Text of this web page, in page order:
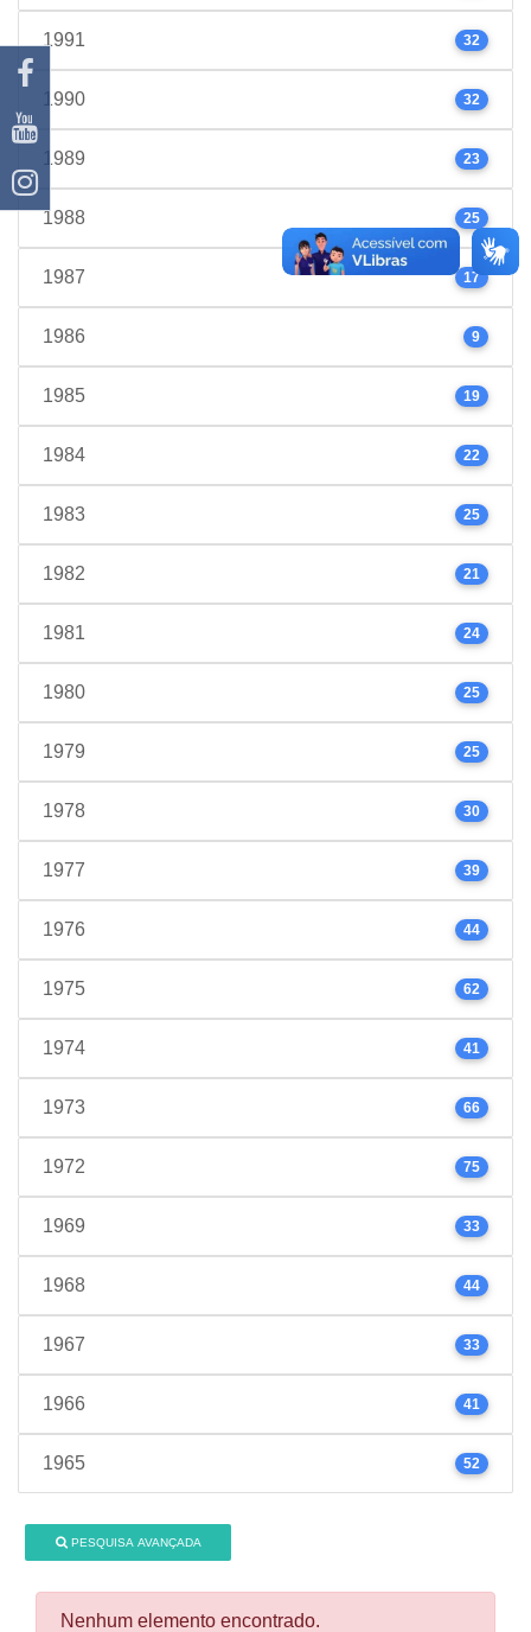
1991 32
1990 32
1989 23
1988 25
1987 17
1986 9
1985 19
1984 22
1983 25
1982 21
1981 24
1980 25
1979 25
1978 30
1977 39
1976 44
1975 62
1974 41
1973 66
1972 75
1969 33
1968 44
1967 33
1966 41
1965 52
PESQUISA AVANÇADA
Nenhum elemento encontrado.